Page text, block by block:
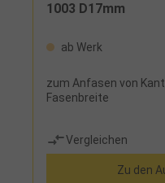
1003 D17mm
ab Werk
zum Anfasen von
Fasenbreite
Vergleichen
Zu den